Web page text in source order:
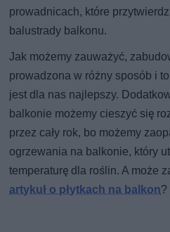
prowadnicach, które
balustrady balkonu.
Jak możemy zauważyć,
prowadzona w różny sposób i
jest dla nas najlepszy.
balkonie możemy cieszyć się
przez cały rok, bo możemy
ogrzewania na balkonie, który
temperaturę dla roślin. A może
artykuł o płytkach na balkon?